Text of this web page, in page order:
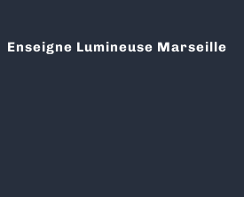
Enseigne Lumineuse Marseille